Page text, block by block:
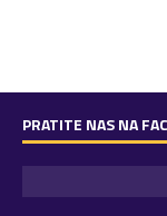
PRATITE NAS NA